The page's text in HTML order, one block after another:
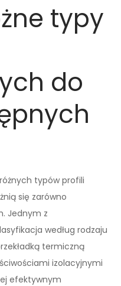
typy
do
typów profili
się zarówno
Jednym z
według rodzaju
termiczną
izolacyjnymi
efektywnym